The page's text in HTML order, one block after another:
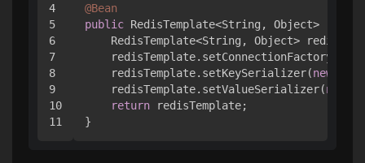
4
5
6
7
8
9
10
@Bean
public RedisTemplate<String, Object>
RedisTemplate<String, Object>
    redisTemplate.setKeySerializer(
new
    redisTemplate.setValueSerializer(
new
return redisTemplate;